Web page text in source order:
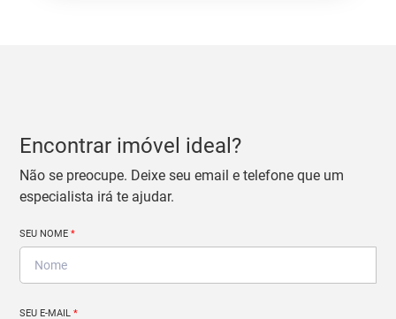
Encontrar imóvel ideal?
Não se preocupe. Deixe seu email e telefone que um
especialista irá te ajudar.
SEU NOME*
SEU E-MAIL*